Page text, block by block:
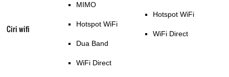
Ciri wifi
MIMO
Hotspot WiFi
Dua Band
WiFi Direct
Hotspot WiFi
WiFi Direct